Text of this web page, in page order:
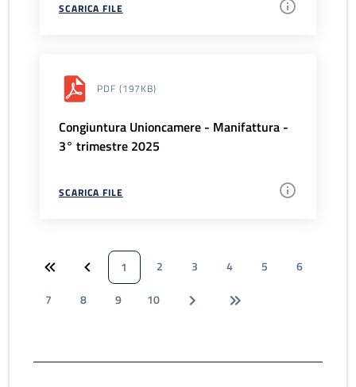
SCARICA FILE
PDF (197KB)
Congiuntura Unioncamere - Manifattura -
3° trimestre 2025
SCARICA FILE
1 2 3 4 5
6
7
8 9 10